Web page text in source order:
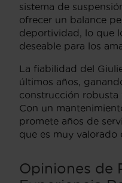
sistema de
ofrecer un balance
deportividad, lo que
deseable para los
La fiabilidad del
últimos años,
construcción robusta
Con un
promete años de
que es muy valorado
Opiniones de